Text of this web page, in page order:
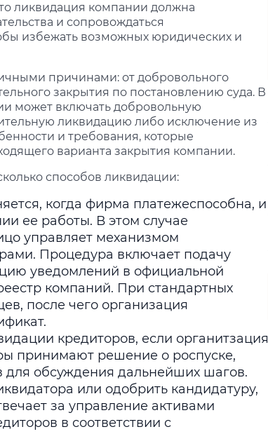
ликвидация компании должна
и сопровождаться
избежать возможных юридических и
причинами: от добровольного
закрытия по постановлению суда. В
может включать добровольную
ликвидацию либо исключение из
и требования, которые
варианта закрытия компании.
способов ликвидации:
когда фирма платежеспособна, и
ее работы. В этом случае
управляет механизмом
Процедура включает подачу
уведомлений в официальной
компаний. При стандартных
после чего организация
кредиторов, если органитзация
принимают решение о роспуске,
для обсуждения дальнейших шагов.
или одобрить кандидатуру,
за управление активами
в соответствии с